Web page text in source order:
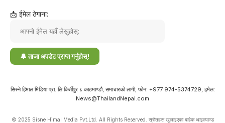
📩 ईमेल ठेगाना:
सिस्ने हिमाल मिडिया प्रा. लि किर्तीपुर ८ काठमाण्डौ, समाचारको लागी, फोन: +977 974-5374729, इमेल:
News@ThailandNepal.com
© 2025 Sisne Himal Media Pvt.Ltd. All Rights Reserved. स्रोतहरू खुलाइएका बाहेक थाइल्याण्ड